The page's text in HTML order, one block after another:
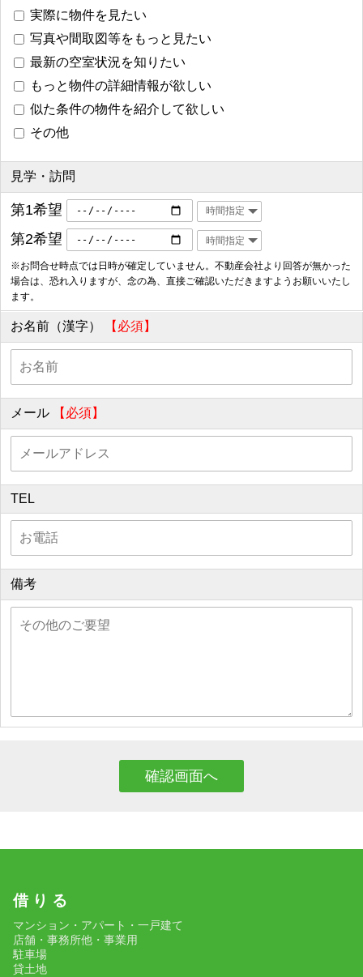
実際に物件を見たい
写真や間取図等をもっと見たい
最新の空室状況を知りたい
もっと物件の詳細情報が欲しい
似た条件の物件を紹介して欲しい
その他
見学・訪問
第1希望
第2希望
※お問合せ時点では日時が確定していません。不動産会社より回答が無かった
場合は、恐れ入りますが、念の為、直接ご確認いただきますようお願いいたし
ます。
お名前（漢字） 【必須】
メール 【必須】
TEL
備考
借 り る
マンション・アパート・一戸建て
店舗・事務所他・事業用
駐車場
貸土地